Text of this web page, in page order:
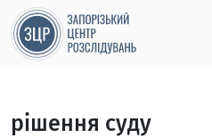
рішення суду